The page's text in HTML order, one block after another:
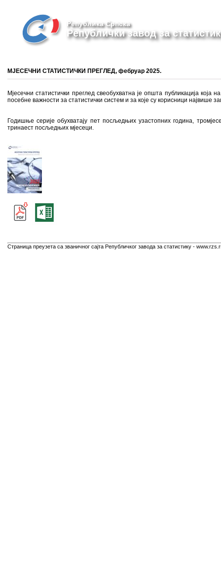
Република Српска
Републички завод за
МЈЕСЕЧНИ СТАТИСТИЧКИ ПРЕГЛЕД, фебруар 2025.
Мјесечни статистички преглед свеобухватна је општа публикација која
посебне важности за статистички систем и за које су корисници највише
Годишње серије обухватају пет посљедњих узастопних година,
тринаест посљедњих мјесеци.
Страница преузета са званичног сајта Републичког завода за статистику -